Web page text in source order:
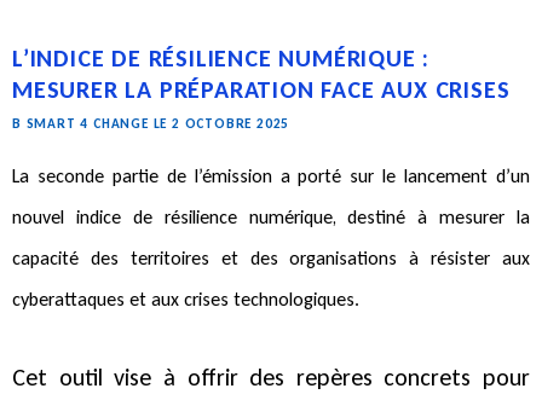
L’INDICE DE RÉSILIENCE NUMÉRIQUE :
MESURER LA PRÉPARATION FACE AUX CRISES
B SMART 4 CHANGE LE 2 OCTOBRE 2025
La seconde partie de l’émission a porté sur le lancement d’un
nouvel indice de résilience numérique, destiné à mesurer la
capacité des territoires et des organisations à résister aux
cyberattaques et aux crises technologiques.
Cet outil vise à offrir des repères concrets pour